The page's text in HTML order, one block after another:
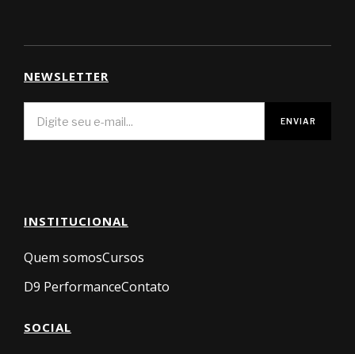
NEWSLETTER
INSTITUCIONAL
Quem somosCursos
D9 PerformanceContato
SOCIAL